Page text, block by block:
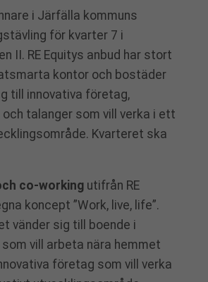
i Järfälla kommuns
för kvarter 7 i
II. RE Equitys anbud har stort
kontor och bostäder
till innovativa företag,
talanger som vill verka i ett
Kvarteret ska
co-workingutifrån RE
koncept ”Work, live, life”.
vänder sig till boende i
vill arbeta nära hemmet
företag som vill verka